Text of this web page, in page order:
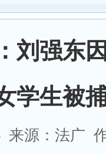
刘强东
学生被
来源：法广